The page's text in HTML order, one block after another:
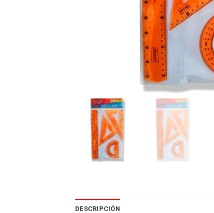
DESCRIPCIÓN